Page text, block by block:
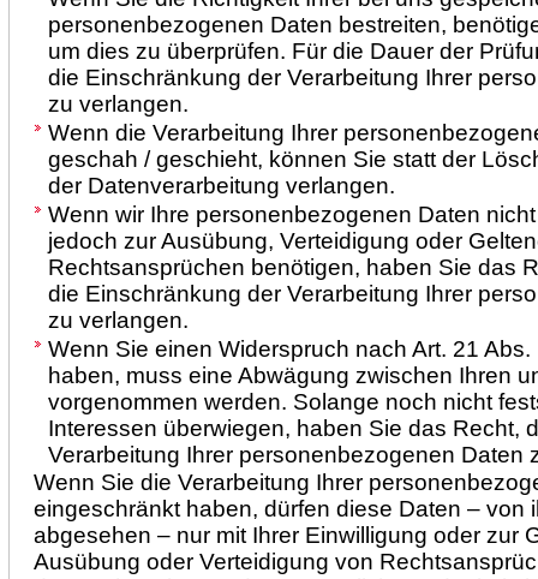
personenbezogenen Daten bestreiten,
um dies zu überprüfen. Für die Dauer der
die Einschränkung der Verarbeitung Ihrer
zu verlangen.
Wenn die Verarbeitung Ihrer
geschah / geschieht, können Sie statt der
der Datenverarbeitung verlangen.
Wenn wir Ihre personenbezogenen Daten
jedoch zur Ausübung, Verteidigung oder
Rechtsansprüchen benötigen, haben Sie das
die Einschränkung der Verarbeitung Ihrer
zu verlangen.
Wenn Sie einen Widerspruch nach Art. 21
haben, muss eine Abwägung zwischen Ihren
vorgenommen werden. Solange noch nicht
Interessen überwiegen, haben Sie das Recht,
Verarbeitung Ihrer personenbezogenen Daten
Wenn Sie die Verarbeitung Ihrer
eingeschränkt haben, dürfen diese Daten – von
abgesehen – nur mit Ihrer Einwilligung oder zur
Ausübung oder Verteidigung von